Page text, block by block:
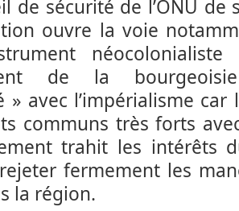
de sécurité de l’ONU de
ouvre la voie
de la
» avec l’impérialisme
communs très forts
trahit les intérêts
fermement les
la région.